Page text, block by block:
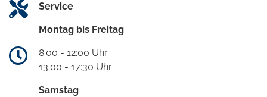
Service
Montag bis Freitag
8:00 - 12:00 Uhr
13:00 - 17:30 Uhr
Samstag